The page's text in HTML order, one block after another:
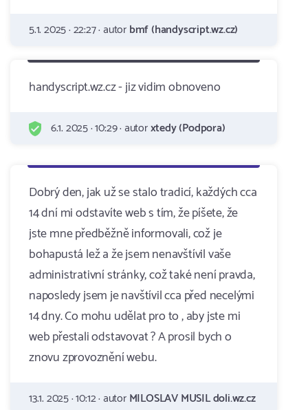
5.1. 2025 · 22:27 · autorbmf (handyscript.wz.cz)
handyscript.wz.cz - jiz vidim obnoveno
6.1. 2025 · 10:29 · autorxtedy (Podpora)
Dobrý den, jak už se stalo tradicí, každých cca
14 dní mi odstavíte web s tím, že píšete, že
jste mne předběžně informovali, což je
bohapustá lež a že jsem nenavštívil vaše
administrativní stránky, což také není pravda,
naposledy jsem je navštívil cca před necelými
14 dny. Co mohu udělat pro to , aby jste mi
web přestali odstavovat ? A prosil bych o
znovu zprovoznění webu.
13.1. 2025 · 10:12 · autorMILOSLAV MUSIL doli.wz.cz